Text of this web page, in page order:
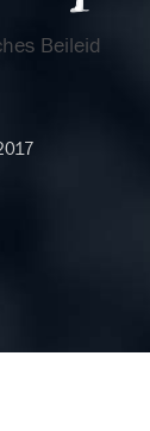
Beileid